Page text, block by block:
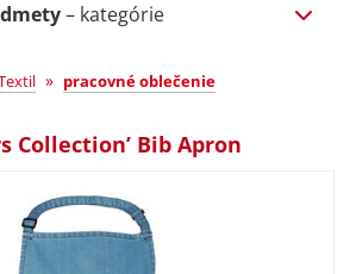
– kategórie
» pracovné oblečenie
Collection’ Bib Apron